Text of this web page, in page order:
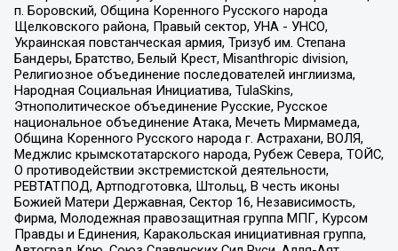
п. Боровский, Община Коренного Русского народа
Щелковского района, Правый сектор, УНА - УНСО,
Украинская повстанческая армия, Тризуб им. Степана
Бандеры, Братство, Белый Крест, Misanthropic division,
Религиозное объединение последователей инглиизма,
Народная Социальная Инициатива, TulaSkins,
Этнополитическое объединение Русские, Русское
национальное объединение Атака, Мечеть Мирмамеда,
Община Коренного Русского народа г. Астрахани, ВОЛЯ,
Меджлис крымскотатарского народа, Рубеж Севера, ТОЙС,
О противодействии экстремистской деятельности,
РЕВТАТПОД, Артподготовка, Штольц, В честь иконы
Божией Матери Державная, Сектор 16, Независимость,
Фирма, Молодежная правозащитная группа МПГ, Курсом
Правды и Единения, Каракольская инициативная группа,